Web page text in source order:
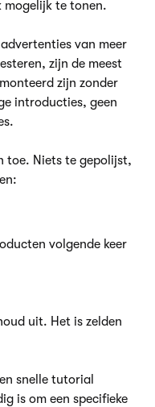
mogelijk te tonen.
van meer
zijn de meest
zijn zonder
introducties, geen
toe. Niets te gepolijst,
volgende keer
uit. Het is zelden
snelle tutorial
is om een specifieke